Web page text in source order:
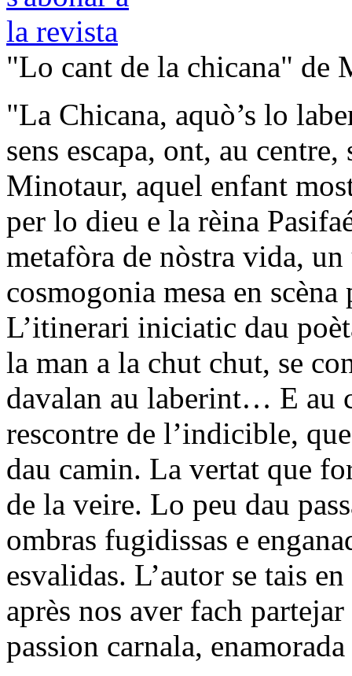
"Lo cant de la chicana" de
"La Chicana, aquò’s lo
sens escapa, ont, au
Minotaur, aquel enfant
per lo dieu e la rèina
metafòra de nòstra vida,
cosmogonia mesa en
L’itinerari iniciatic dau
la man a la chut chut, se
davalan au laberint… E au
rescontre de l’indicible,
dau camin. La vertat que
de la veire. Lo peu dau
ombras fugidissas e
esvalidas. L’autor se tais
après nos aver fach
passion carnala,